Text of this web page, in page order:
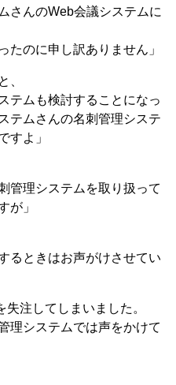
さんのWeb会議システムに
たのに申し訳ありません」
、
テムも検討することになっ
テムさんの名刺管理システ
すよ」
管理システムを取り扱って
が」
るときはお声がけさせてい
注してしまいました。
理システムでは声をかけて